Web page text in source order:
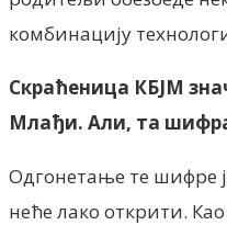
комбинацију
Скраћеница КБЈМ
Млађи. Али, та
Одгонетање те шифре
неће лако открити.